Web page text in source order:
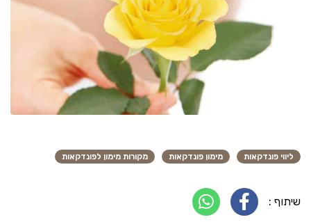
ליווי פונדקאות מימון פונדקאות מקורות מימון לפונדקאות
שיתוף :